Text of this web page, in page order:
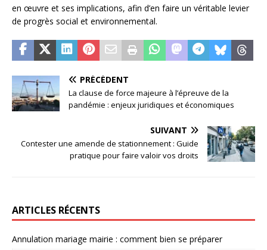
en œuvre et ses implications, afin d’en faire un véritable levier
de progrès social et environnemental.
PRÉCÉDENT
La clause de force majeure à l’épreuve de la
pandémie : enjeux juridiques et économiques
SUIVANT
Contester une amende de stationnement : Guide
pratique pour faire valoir vos droits
ARTICLES RÉCENTS
Annulation mariage mairie : comment bien se préparer